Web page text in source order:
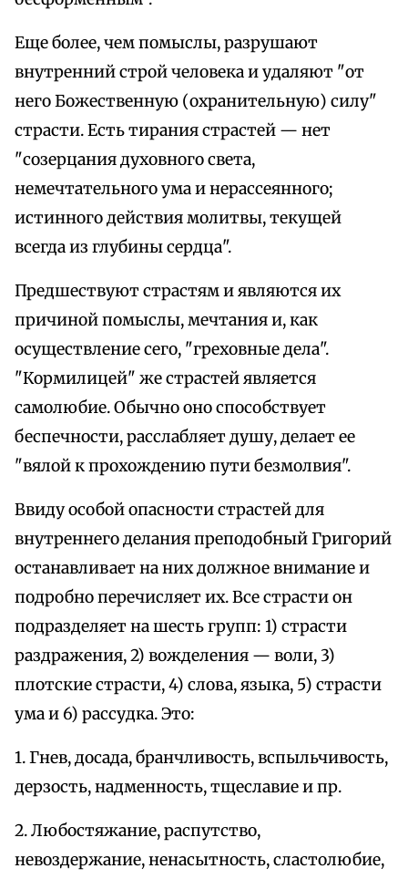
Еще более, чем помыслы, разрушают
внутренний строй человека и удаляют "от
него Божественную (охранительную) силу"
страсти. Есть тирания страстей — нет
"созерцания духовного света,
немечтательного ума и нерассеянного;
истинного действия молитвы, текущей
всегда из глубины сердца".
Предшествуют страстям и являются их
причиной помыслы, мечтания и, как
осуществление сего, "греховные дела".
"Кормилицей" же страстей является
самолюбие. Обычно оно способствует
беспечности, расслабляет душу, делает ее
"вялой к прохождению пути безмолвия".
Ввиду особой опасности страстей для
внутреннего делания преподобный Григорий
останавливает на них должное внимание и
подробно перечисляет их. Все страсти он
подразделяет на шесть групп: 1) страсти
раздражения, 2) вожделения — воли, 3)
плотские страсти, 4) слова, языка, 5) страсти
ума и 6) рассудка. Это:
1. Гнев, досада, бранчливость, вспыльчивость,
дерзость, надменность, тщеславие и пр.
2. Любостяжание, распутство,
невоздержание, ненасытность, сластолюбие,